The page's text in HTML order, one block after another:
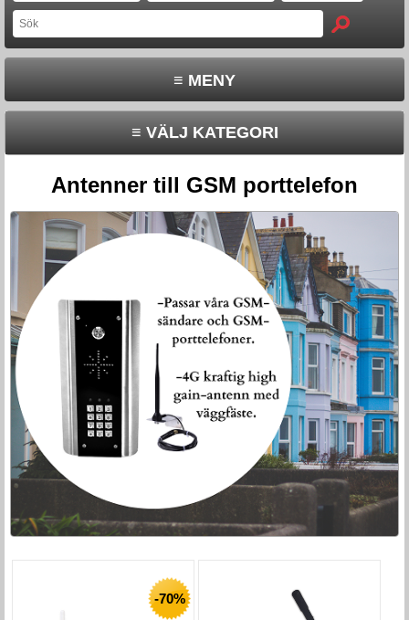
≡ MENY
≡ VÄLJ KATEGORI
Antenner till GSM porttelefon
-70%